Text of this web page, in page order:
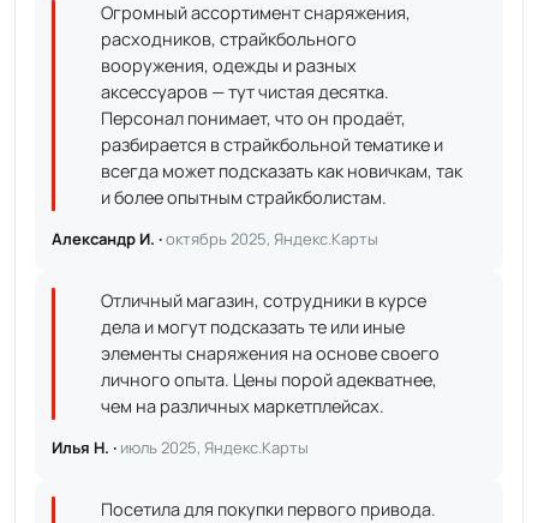
Огромный ассортимент снаряжения,
расходников, страйкбольного
вооружения, одежды и разных
аксессуаров — тут чистая десятка.
Персонал понимает, что он продаёт,
разбирается в страйкбольной тематике и
всегда может подсказать как новичкам, так
и более опытным страйкболистам.
Александр И. ·октябрь 2025, Яндекс.Карты
Отличный магазин, сотрудники в курсе
дела и могут подсказать те или иные
элементы снаряжения на основе своего
личного опыта. Цены порой адекватнее,
чем на различных маркетплейсах.
Илья Н. · июль 2025, Яндекс.Карты
Посетила для покупки первого привода.